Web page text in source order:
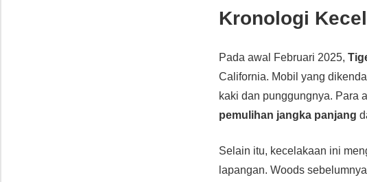
Kronologi
Pada awal Februari 2025,
California. Mobil yang
kaki dan punggungnya. Para
pemulihan jangka panjang
Selain itu, kecelakaan ini
lapangan. Woods